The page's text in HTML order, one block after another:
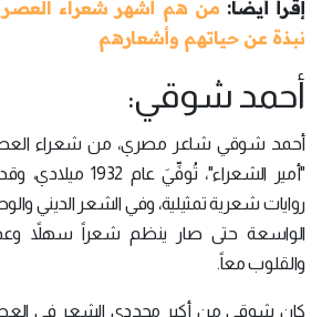
إقرأ أيضاً: من هم أشهر شعراء العصر
نبذة عن حياتهم وأشعارهم
أحمد شوقي:
أحمد شوقي شاعر مصري، من شعراء
"أمير الشعراء"، تُوفِّيَ
روايات شعرية تمثيلية، وفي الشعر الديني
الواسعة حتى صار ينظم شعراً سهلاً
والقلوب معاً.
كان شوقي من أكبر مجددي الشعر في